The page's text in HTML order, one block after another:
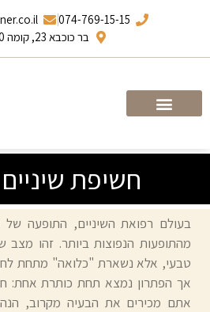
074-769-15-15
בר כוכבא 23, קומה 10 בני ברק
חשיפת
בעולם רפואת השיניים, התופעה של
מהתופעות הנפוצות ביותר. זהו מצב
טבעי, אלא נשארת "כלואה" מתחת
אך הפתרון נמצא תחת כותרת אחת:
אתם מכירים את הבעיה מקרוב,